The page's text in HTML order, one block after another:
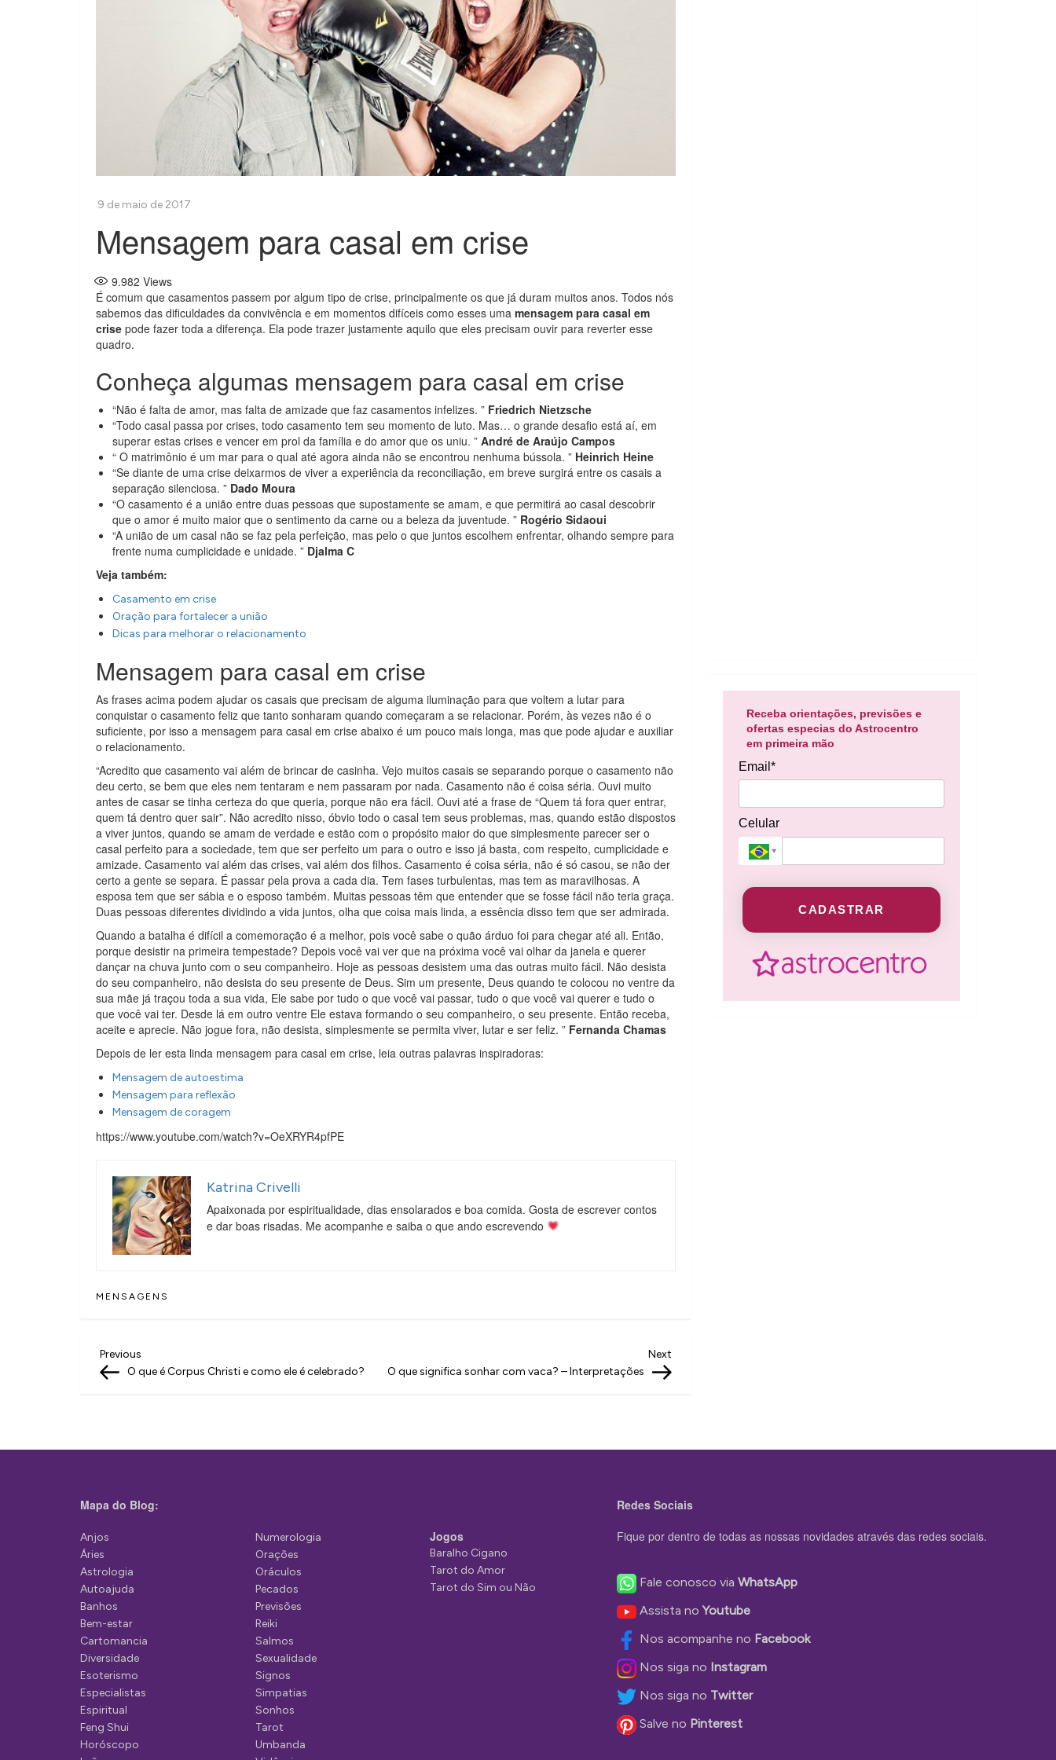
Mensagem para casal em crise
9.982 Views
É comum que casamentos passem por algum tipo de crise, principalmente os que já duram muitos anos. Todos nós
sabemos das dificuldades da convivência e em momentos difíceis como esses uma mensagem para casal em
crise pode fazer toda a diferença. Ela pode trazer justamente aquilo que eles precisam ouvir para reverter esse
quadro.
Conheça algumas mensagem para casal em crise
“Não é falta de amor, mas falta de amizade que faz casamentos infelizes. ” Friedrich Nietzsche
“Todo casal passa por crises, todo casamento tem seu momento de luto. Mas… o grande desafio está aí, em
superar estas crises e vencer em prol da família e do amor que os uniu. ” André de Araújo Campos
“ O matrimônio é um mar para o qual até agora ainda não se encontrou nenhuma bússola. ” Heinrich Heine
“Se diante de uma crise deixarmos de viver a experiência da reconciliação, em breve surgirá entre os casais a
separação silenciosa. ” Dado Moura
“O casamento é a união entre duas pessoas que supostamente se amam, e que permitirá ao casal descobrir
que o amor é muito maior que o sentimento da carne ou a beleza da juventude. ” Rogério Sidaoui
“A união de um casal não se faz pela perfeição, mas pelo o que juntos escolhem enfrentar, olhando sempre para
frente numa cumplicidade e unidade. ” Djalma C
Veja também:
Casamento em crise
Oração para fortalecer a união
Dicas para melhorar o relacionamento
Mensagem para casal em crise
As frases acima podem ajudar os casais que precisam de alguma iluminação para que voltem a lutar para
conquistar o casamento feliz que tanto sonharam quando começaram a se relacionar. Porém, às vezes não é o
suficiente, por isso a mensagem para casal em crise abaixo é um pouco mais longa, mas que pode ajudar e auxiliar
o relacionamento.
“Acredito que casamento vai além de brincar de casinha. Vejo muitos casais se separando porque o casamento não
deu certo, se bem que eles nem tentaram e nem passaram por nada. Casamento não é coisa séria. Ouvi muito
antes de casar se tinha certeza do que queria, porque não era fácil. Ouvi até a frase de “Quem tá fora quer entrar,
quem tá dentro quer sair”. Não acredito nisso, óbvio todo o casal tem seus problemas, mas, quando estão dispostos
a viver juntos, quando se amam de verdade e estão com o propósito maior do que simplesmente parecer ser o
casal perfeito para a sociedade, tem que ser perfeito um para o outro e isso já basta, com respeito, cumplicidade e
amizade. Casamento vai além das crises, vai além dos filhos. Casamento é coisa séria, não é só casou, se não der
certo a gente se separa. É passar pela prova a cada dia. Tem fases turbulentas, mas tem as maravilhosas. A
esposa tem que ser sábia e o esposo também. Muitas pessoas têm que entender que se fosse fácil não teria graça.
Duas pessoas diferentes dividindo a vida juntos, olha que coisa mais linda, a essência disso tem que ser admirada.
Quando a batalha é difícil a comemoração é a melhor, pois você sabe o quão árduo foi para chegar até ali. Então,
porque desistir na primeira tempestade? Depois você vai ver que na próxima você vai olhar da janela e querer
dançar na chuva junto com o seu companheiro. Hoje as pessoas desistem uma das outras muito fácil. Não desista
do seu companheiro, não desista do seu presente de Deus. Sim um presente, Deus quando te colocou no ventre da
sua mãe já traçou toda a sua vida, Ele sabe por tudo o que você vai passar, tudo o que você vai querer e tudo o
que você vai ter. Desde lá em outro ventre Ele estava formando o seu companheiro, o seu presente. Então receba,
aceite e aprecie. Não jogue fora, não desista, simplesmente se permita viver, lutar e ser feliz. ” Fernanda Chamas
Depois de ler esta linda mensagem para casal em crise, leia outras palavras inspiradoras:
Mensagem de autoestima
Mensagem para reflexão
Mensagem de coragem
https://www.youtube.com/watch?v=OeXRYR4pfPE
Katrina Crivelli
Apaixonada por espiritualidade, dias ensolarados e boa comida. Gosta de escrever contos
e dar boas risadas. Me acompanhe e saiba o que ando escrevendo
MENSAGENS
N
a
ç
ã
o
d
e
P
o
s
t
Previous
Post
Previous
O que é Corpus Christi e como ele é celebrado?
Post
Next
O que significa sonhar com vaca? – Interpretações
Receba orientações, previsões e
ofertas especias do Astrocentro
em primeira mão
Email*
Celular
CADASTRAR
Mapa do Blog:
Anjos
Áries
Astrologia
Autoajuda
Banhos
Bem-estar
Cartomancia
Diversidade
Esoterismo
Especialistas
Espiritual
Feng Shui
Horóscopo
Numerologia
Orações
Oráculos
Pecados
Previsões
Reiki
Salmos
Sexualidade
Signos
Simpatias
Sonhos
Tarot
Umbanda
Jogos
Baralho Cigano
Tarot do Amor
Tarot do Sim ou Não
Redes Sociais
Fique por dentro de todas as nossas novidades através das redes sociais.
Fale conosco via WhatsApp
Assista noYoutube
Nos acompanhe no Facebook
Nos siga no Instagram
Nos siga no Twitter
Salve no Pinterest